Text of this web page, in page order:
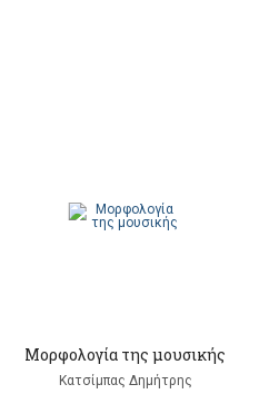
Μορφολογία της μουσικής
Κατσίμπας Δημήτρης